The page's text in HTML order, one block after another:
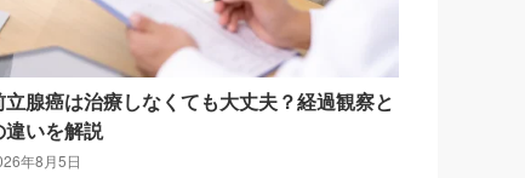
立腺癌は治療しなくても大丈夫？経過観察と
違いを解説
年8月5日